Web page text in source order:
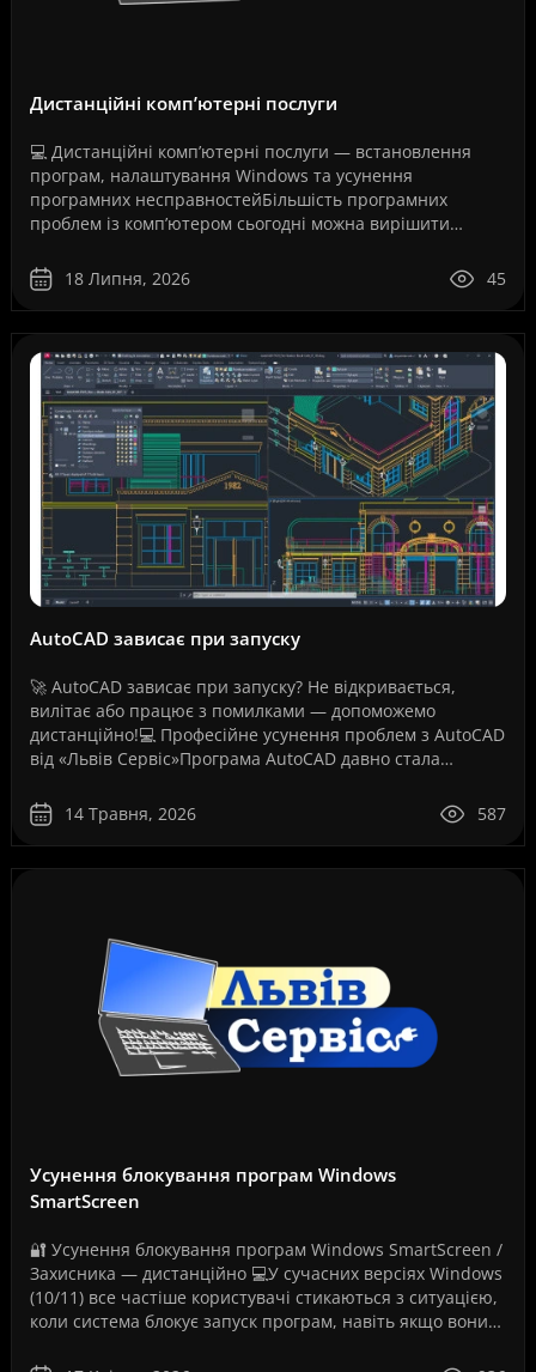
Дистанційні комп’ютерні послуги
💻 Дистанційні комп’ютерні послуги — встановлення
програм, налаштування Windows та усунення
програмних несправностейБільшість програмних
проблем із комп’ютером сьогодні можна вирішити
центру та без оч..
18 Липня, 2026 45
AutoCAD зависає при запуску
🚀 AutoCAD зависає при запуску? Не відкривається,
вилітає або працює з помилками — допоможемо
дистанційно!💻 Професійне усунення проблем з AutoCAD
від «Львів Сервіс»Програма AutoCAD давно стала
проект..14 Травня, 2026 587
Усунення блокування програм Windows
SmartScreen
🔐 Усунення блокування програм Windows SmartScreen /
Захисника — дистанційно 💻У сучасних версіях Windows
(10/11) все частіше користувачі стикаються з ситуацією,
коли система блокує запуск програм, навіть якщо вони